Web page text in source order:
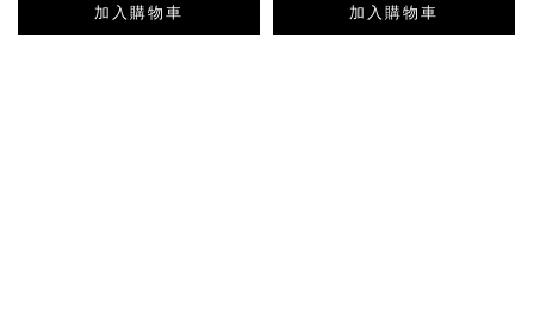
加入購物車 加入購物車